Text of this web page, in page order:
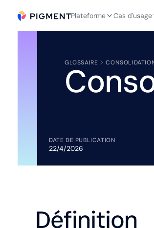
Plateforme Cas d'usage
GLOSSAIRE
DATE DE PUBLICATION
22/4/2026
Définition